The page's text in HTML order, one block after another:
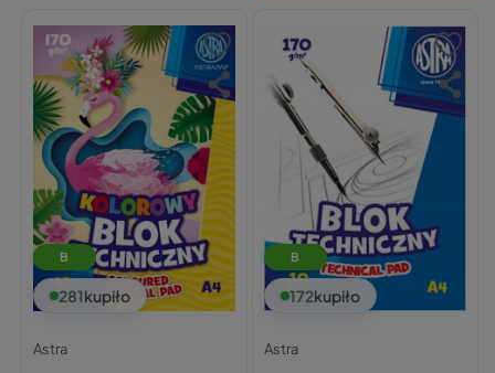
B
281kupiło
Astra
B
172kupiło
Astra